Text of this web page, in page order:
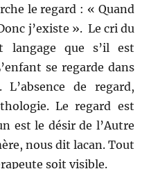
le regard : « Quand
j’existe ». Le cri du
langage que s’il est
se regarde dans
de regard,
Le regard est
est le désir de l’Autre
nous dit lacan. Tout
soit visible.